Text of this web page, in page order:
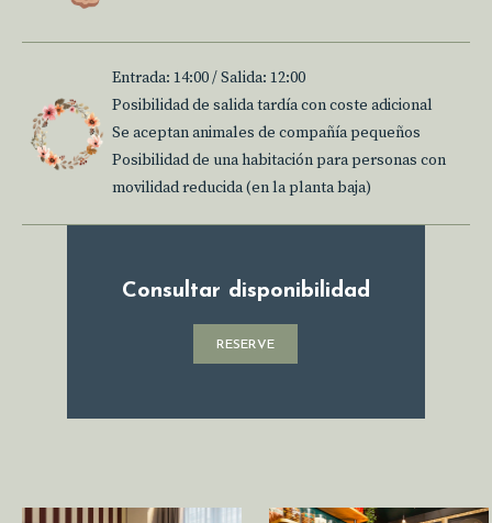
Entrada: 14:00 / Salida: 12:00
Posibilidad de salida tardía con coste adicional
Se aceptan animales de compañía pequeños
Posibilidad de una habitación para personas con
movilidad reducida (en la planta baja)
Consultar disponibilidad
RESERVE